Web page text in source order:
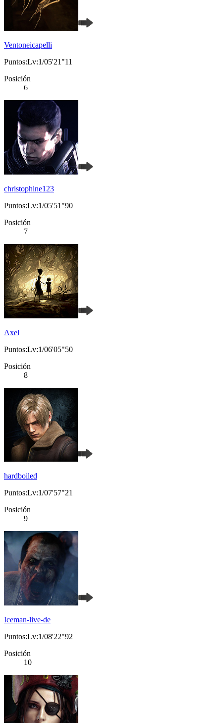
Ventoneicapelli
Puntos:Lv:1/05'21"11
Posición
6
christophine123
Puntos:Lv:1/05'51"90
Posición
7
Axel
Puntos:Lv:1/06'05"50
Posición
8
hardboiled
Puntos:Lv:1/07'57"21
Posición
9
Iceman-live-de
Puntos:Lv:1/08'22"92
Posición
10